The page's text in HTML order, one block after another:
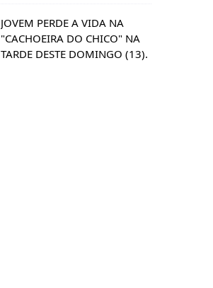
JOVEM PERDE A VIDA NA
"CACHOEIRA DO CHICO" NA
TARDE DESTE DOMINGO (13).